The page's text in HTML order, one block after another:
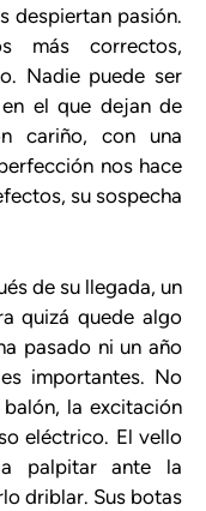
despiertan pasión.
más correctos,
Nadie puede ser
el que dejan de
cariño, con una
nos hace
su sospecha
de su llegada, un
quizá quede algo
pasado ni un año
importantes. No
la excitación
eléctrico. El vello
palpitar ante la
driblar. Sus botas